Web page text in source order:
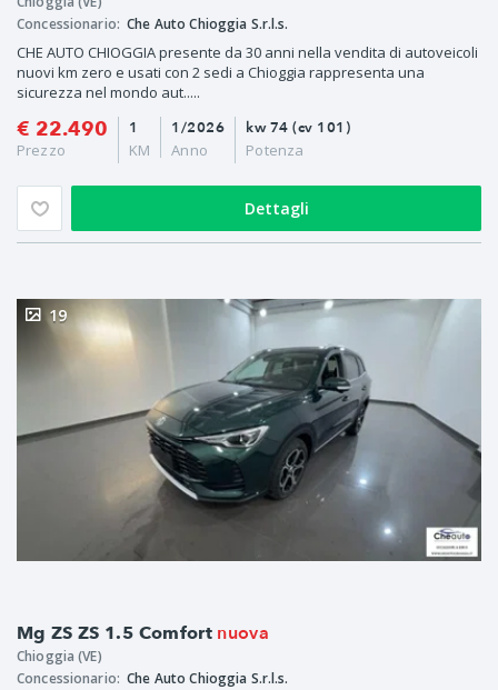
Concessionario: Che Auto Chioggia S.r.l.s.
CHE AUTO CHIOGGIA presente da 30 anni nella vendita di autoveicoli
nuovi km zero e usati con 2 sedi a Chioggia rappresenta una
sicurezza nel mondo aut.....
€ 22.490
Prezzo
1/2026
Anno
1
KM
kw 74 (cv 101)
Potenza
Dettagli
Mg ZS ZS 1.5 Comfort nuova
19
Chioggia (VE)
Concessionario: Che Auto Chioggia S.r.l.s.